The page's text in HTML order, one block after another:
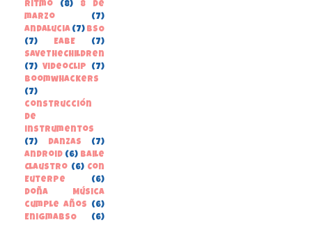
Ritmo (8)
8 de
marzo
(7)
Andalucia (7) BSO
(7)
EABE
(7)
SaveTheChildren
(7) Videoclip
(7)
boomwhackers
(7)
construcción
de
instrumentos
(7)
danzas
(7)
Android (6) Baile
Claustro (6) Con
Euterpe
(6)
Doña Música
cumple años
(6)
EnigmaBSO
(6)